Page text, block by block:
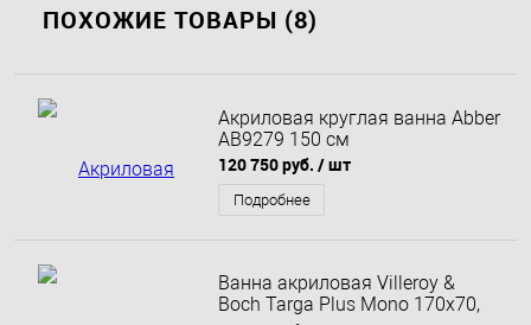
ПОХОЖИЕ ТОВАРЫ (8)
Акриловая круглая ванна Abber
AB9279 150 см
120 750 руб. / шт
Подробнее
Ванна акриловая Villeroy &
Boch Targa Plus Mono 170x70,